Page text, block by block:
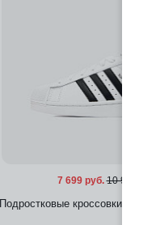
7 699 руб. 10 999 руб.
Подростковые кроссовки